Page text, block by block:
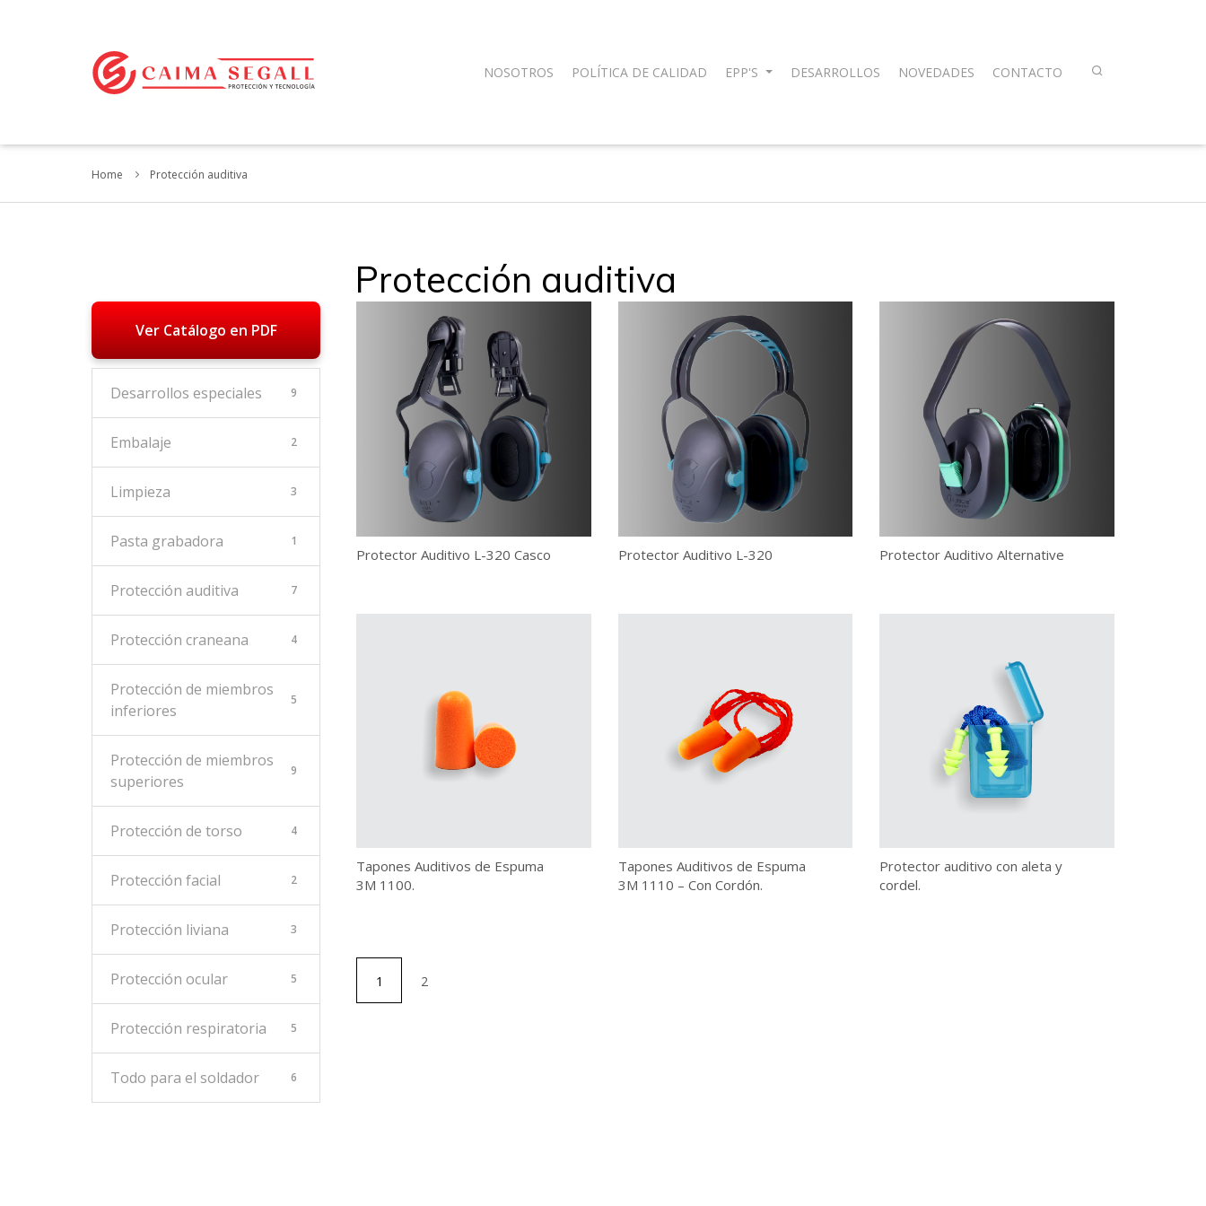
NOSOTROS POLÍTICA DE CALIDAD EPP'S DESARROLLOS NOVEDADES CONTACTO
Home Protección auditiva
Protección auditiva
Ver Catálogo en PDF
Desarrollos especiales 9
Embalaje 2
Limpieza 3
Pasta grabadora 1
Protección auditiva 7
Protección craneana 4
Protección de miembros
inferiores
5
Protección de miembros
superiores
9
Protección de torso 4
Protección facial 2
Protección liviana 3
Protección ocular 5
Protección respiratoria 5
Todo para el soldador 6
Protector Auditivo L-320 Casco Protector Auditivo L-320 Protector Auditivo Alternative
Tapones Auditivos de Espuma
3M 1100.
Tapones Auditivos de Espuma
3M 1110 – Con Cordón.
Protector auditivo con aleta y
cordel.
1 2